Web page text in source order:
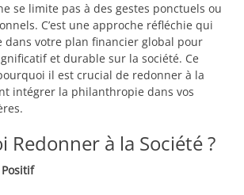
se limite pas à des gestes ponctuels ou
C’est une approche réfléchie qui
dans votre plan financier global pour
et durable sur la société. Ce
il est crucial de redonner à la
intégrer la philanthropie dans vos
Redonner à la Société ?